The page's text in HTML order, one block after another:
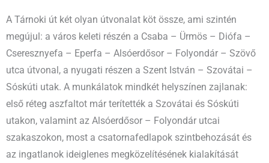
A Tárnoki út két olyan útvonalat köt össze, ami szintén
megújul: a város keleti részén a Csaba – Ürmös – Diófa –
Cseresznyefa – Eperfa – Alsóerdősor – Folyondár – Szövő
utca útvonal, a nyugati részen a Szent István – Szovátai –
Sóskúti utak. A munkálatok mindkét helyszínen zajlanak:
első réteg aszfaltot már terítették a Szovátai és Sóskúti
utakon, valamint az Alsóerdősor – Folyondár utcai
szakaszokon, most a csatornafedlapok szintbehozását és
az ingatlanok ideiglenes megközelítésének kialakítását